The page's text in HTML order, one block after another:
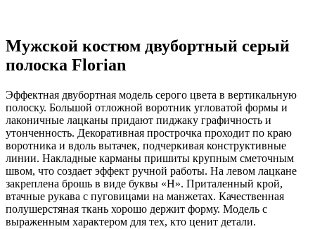
Мужской костюм двубортный серый
полоска Florian
Эффектная двубортная модель серого цвета в вертикальную
полоску. Большой отложной воротник угловатой формы и
лаконичные лацканы придают пиджаку графичность и
утонченность. Декоративная прострочка проходит по краю
воротника и вдоль вытачек, подчеркивая конструктивные
линии. Накладные карманы пришиты крупным сметочным
швом, что создает эффект ручной работы. На левом лацкане
закреплена брошь в виде буквы «Н». Приталенный крой,
втачные рукава с пуговицами на манжетах. Качественная
полушерстяная ткань хорошо держит форму. Модель с
выраженным характером для тех, кто ценит детали.